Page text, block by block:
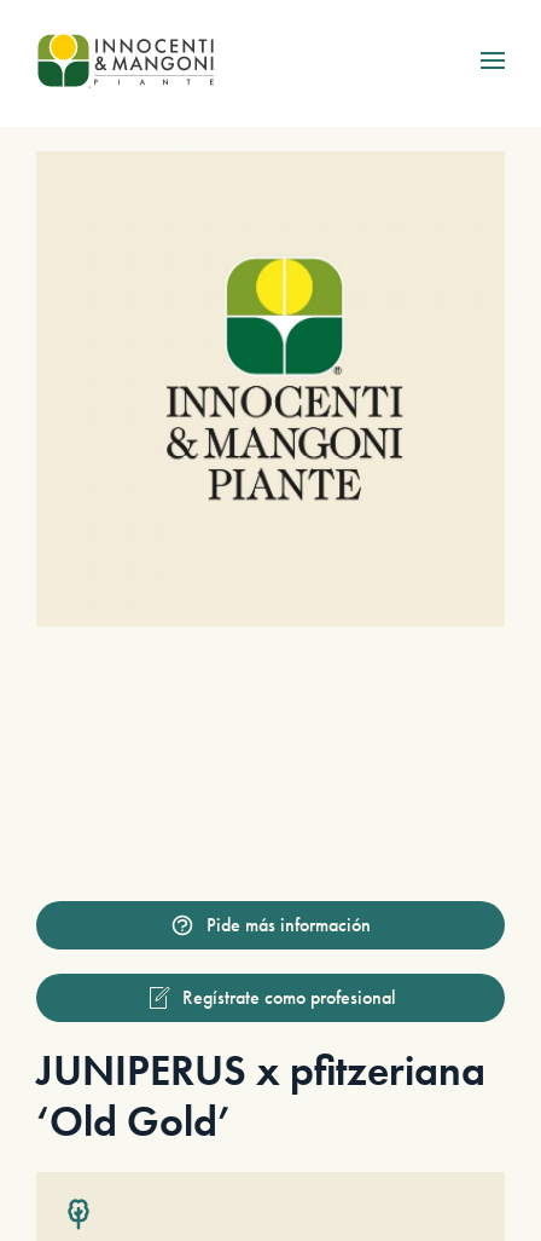
Skip to main content
Pide más información
Regístrate como profesional
JUNIPERUS x pfitzeriana
‘Old Gold’